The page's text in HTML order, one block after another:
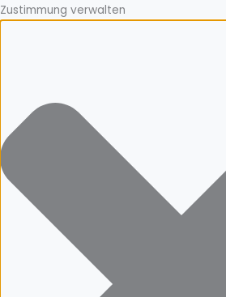
Zustimmung verwalten